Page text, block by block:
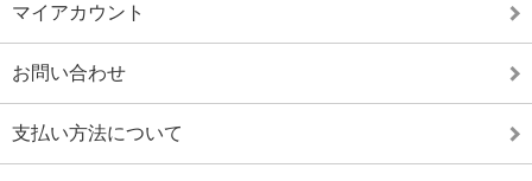
マイアカウント
お問い合わせ
支払い方法について